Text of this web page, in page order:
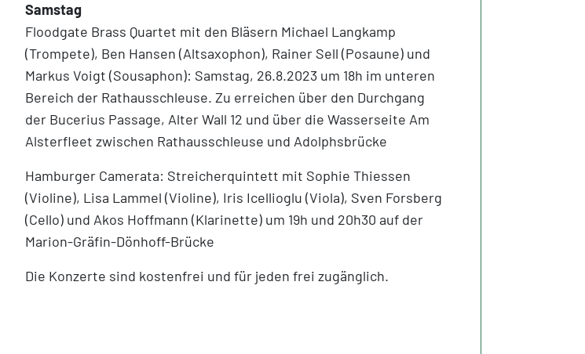
Samstag
Floodgate Brass Quartet mit den Bläsern Michael Langkamp
(Trompete), Ben Hansen (Altsaxophon), Rainer Sell (Posaune) und
Markus Voigt (Sousaphon): Samstag, 26.8.2023 um 18h im unteren
Bereich der Rathausschleuse. Zu erreichen über den Durchgang
der Bucerius Passage, Alter Wall 12 und über die Wasserseite Am
Alsterfleet zwischen Rathausschleuse und Adolphsbrücke
Hamburger Camerata: Streicherquintett mit Sophie Thiessen
(Violine), Lisa Lammel (Violine), Iris Icellioglu (Viola), Sven Forsberg
(Cello) und Akos Hoffmann (Klarinette) um 19h und 20h30 auf der
Marion-Gräfin-Dönhoff-Brücke
Die Konzerte sind kostenfrei und für jeden frei zugänglich.